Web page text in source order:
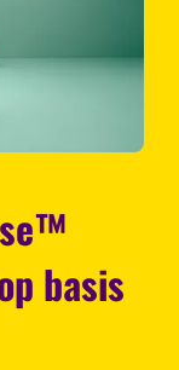
basis